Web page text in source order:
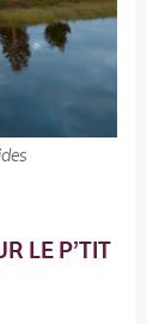
LE P’TIT